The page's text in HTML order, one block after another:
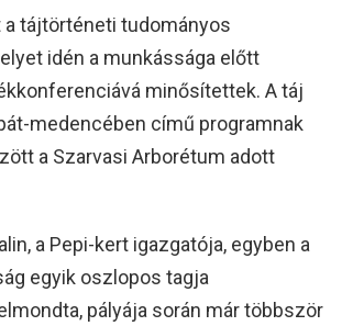
a tájtörténeti tudományos
idén a munkássága előtt
minősítettek. A táj
medencében című programnak
a Szarvasi Arborétum adott
a Pepi-kert igazgatója, egyben a
egyik oszlopos tagja
pályája során már többször